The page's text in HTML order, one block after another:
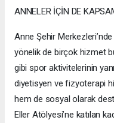
ANNELER İÇİN DE
Anne Şehir
yönelik de birçok hizmet
gibi spor aktivitelerinin
diyetisyen ve fizyoterapi
hem de sosyal olarak
Eller Atölyesi’ne katılan